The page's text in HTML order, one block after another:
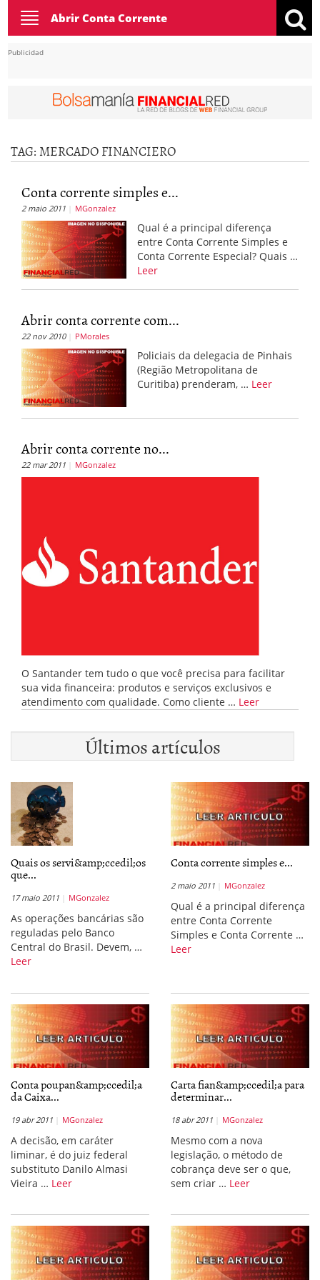
Toggle
navigation
Abrir Conta Corrente
Publicidad
TAG: MERCADO FINANCIERO
Conta corrente simples e...
2 maio 2011 MGonzalez
Qual é a principal diferença
entre Conta Corrente Simples e
Conta Corrente Especial? Quais …
Leer
Abrir conta corrente com...
22 nov 2010 PMorales
Policiais da delegacia de Pinhais
(Região Metropolitana de
Curitiba) prenderam, … Leer
Abrir conta corrente no...
22 mar 2011 MGonzalez
O Santander tem tudo o que você precisa para facilitar
sua vida financeira: produtos e serviços exclusivos e
atendimento com qualidade. Como cliente … Leer
Últimos artículos
Quais os servi&amp;ccedil;os
que...
17 maio 2011 MGonzalez
As operações bancárias são
reguladas pelo Banco
Central do Brasil. Devem, …
Leer
Conta corrente simples e...
2 maio 2011 MGonzalez
Qual é a principal diferença
entre Conta Corrente
Simples e Conta Corrente …
Leer
Conta poupan&amp;ccedil;a
da Caixa...
19 abr 2011 MGonzalez
A decisão, em caráter
liminar, é do juiz federal
substituto Danilo Almasi
Vieira … Leer
Carta fian&amp;ccedil;a para
determinar...
18 abr 2011 MGonzalez
Mesmo com a nova
legislação, o método de
cobrança deve ser o que,
sem criar … Leer